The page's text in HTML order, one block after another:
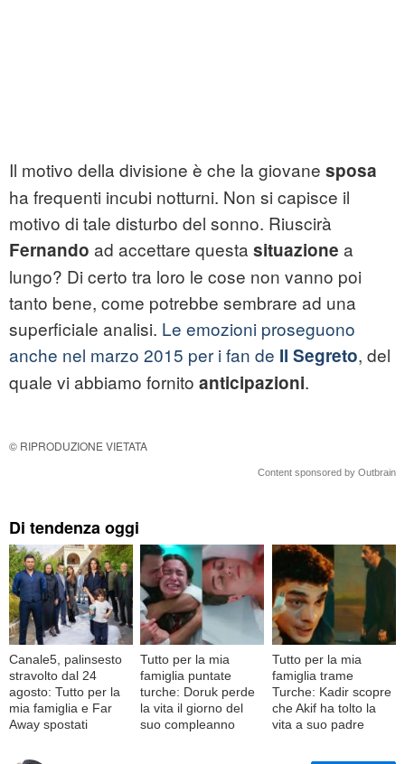
Il motivo della divisione è che la giovane sposa
ha frequenti incubi notturni. Non si capisce il
motivo di tale disturbo del sonno. Riuscirà
Fernando ad accettare questa situazione a
lungo? Di certo tra loro le cose non vanno poi
tanto bene, come potrebbe sembrare ad una
superficiale analisi. Le emozioni proseguono
anche nel marzo 2015 per i fan de Il Segreto, del
quale vi abbiamo fornito anticipazioni.
© RIPRODUZIONE VIETATA
Content sponsored by Outbrain
Di tendenza oggi
Canale5, palinsesto
stravolto dal 24
agosto: Tutto per la
mia famiglia e Far
Away spostati
Tutto per la mia
famiglia puntate
turche: Doruk perde
la vita il giorno del
suo compleanno
Tutto per la mia
famiglia trame
Turche: Kadir scopre
che Akif ha tolto la
vita a suo padre